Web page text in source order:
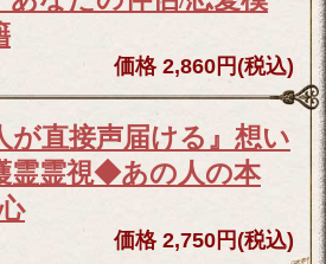
価格 2,860円(税込)
が直接声届ける』想い
霊霊視◆あの人の本
価格 2,750円(税込)